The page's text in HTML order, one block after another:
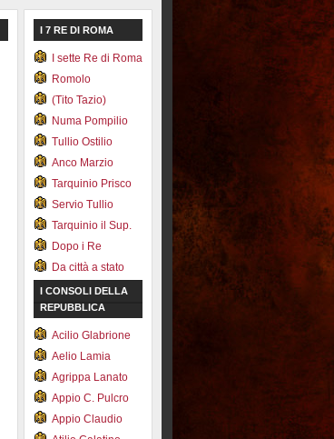
I 7 RE DI ROMA
I sette Re di Roma
Romolo
(Tito Tazio)
Numa Pompilio
Tullio Ostilio
Anco Marzio
Tarquinio Prisco
Servio Tullio
Tarquinio il Sup.
Dopo i Re
Da città a stato
I CONSOLI DELLA
REPUBBLICA
Acilio Glabrione
Aelio Lamia
Agrippa Lanato
Appio C. Pulcro
Appio Claudio